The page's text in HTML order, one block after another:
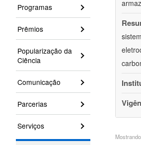
Programas
Prêmios
Popularização da
Ciência
Comunicação
Parcerias
Serviços